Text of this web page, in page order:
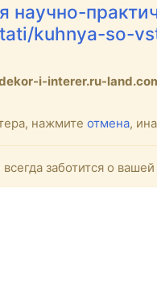
научно-
kuhnya-so-
i-interer.ru-
нажмите отмена,
заботится о